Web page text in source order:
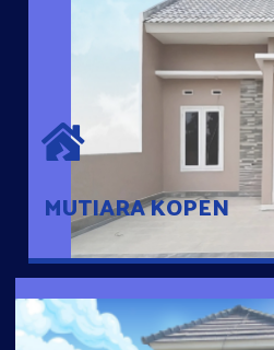
MUTIARA KOPEN
MUTIARA KOPEN
Hunian nyaman dengan suasana
kota, 2 menit dari Ring Road